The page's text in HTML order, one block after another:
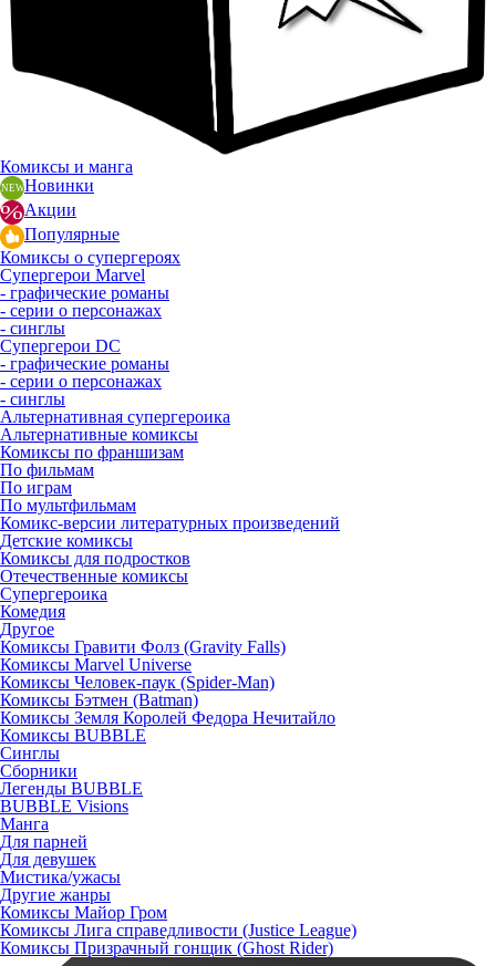
Комиксы и манга
Новинки
Акции
Популярные
Комиксы о супергероях
Супергерои Marvel
- графические романы
- серии о персонажах
- синглы
Супергерои DC
- графические романы
- серии о персонажах
- синглы
Альтернативная супергероика
Альтернативные комиксы
Комиксы по франшизам
По фильмам
По играм
По мультфильмам
Комикс-версии литературных произведений
Детские комиксы
Комиксы для подростков
Отечественные комиксы
Супергероика
Комедия
Другое
Комиксы Гравити Фолз (Gravity Falls)
Комиксы Marvel Universe
Комиксы Человек-паук (Spider-Man)
Комиксы Бэтмен (Batman)
Комиксы Земля Королей Федора Нечитайло
Комиксы BUBBLE
Синглы
Сборники
Легенды BUBBLE
BUBBLE Visions
Манга
Для парней
Для девушек
Мистика/ужасы
Другие жанры
Комиксы Майор Гром
Комиксы Лига справедливости (Justice League)
Комиксы Призрачный гонщик (Ghost Rider)